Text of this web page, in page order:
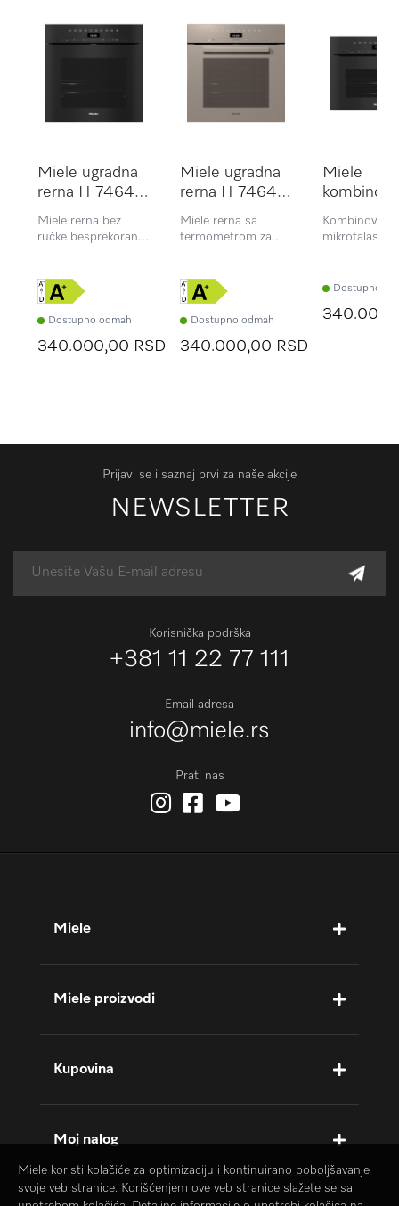
Miele ugradna
rerna H 7464
Miele rerna bez
ručke besprekoran
hranu i LED
osvetljenjem
Dostupno odmah
340.000,00 RSD
Miele ugradna
rerna H 7464
Miele rerna sa
termometrom za
Dostupno odmah
340.000,00 RSD
Miele
Kombinovana
mikrotalasna
dizajnom,
programima i
Dostupno
Prijavi se i saznaj prvi za naše akcije
NEWSLETTER
Korisnička podrška
+381 11 22 77 111
Email adresa
info@miele.rs
Prati nas
Miele
Miele proizvodi
Kupovina
Moj nalog
Miele koristi kolačiće za optimizaciju i kontinuirano poboljšavanje
svoje veb stranice. Korišćenjem ove veb stranice slažete se sa